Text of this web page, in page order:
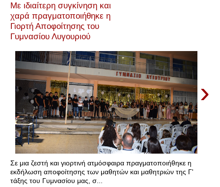
Με ιδιαίτερη συγκίνηση και
χαρά πραγματοποιήθηκε η
Γιορτή Αποφοίτησης του
Γυμνασίου Λυγουριού
›
Σε μια ζεστή και γιορτινή ατμόσφαιρα πραγματοποιήθηκε η
εκδήλωση αποφοίτησης των μαθητών και μαθητριών της Γ'
τάξης του Γυμνασίου μας, σ...